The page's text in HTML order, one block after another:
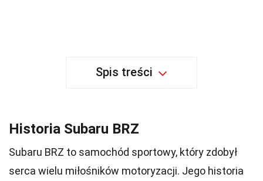
Spis treści
Historia Subaru BRZ
Subaru BRZ to samochód sportowy, który zdobył
serca wielu miłośników motoryzacji. Jego historia